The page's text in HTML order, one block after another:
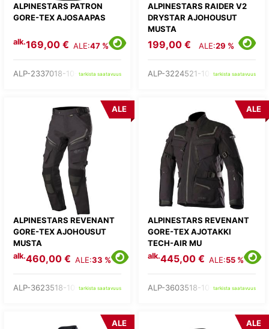
ALPINESTARS PATRON
GORE-TEX AJOSAAPAS
alk.169,00 € ALE:47 %
ALP-2337018-10- tarkista saatavuus
ALPINESTARS RAIDER V2
DRYSTAR AJOHOUSUT
MUSTA
199,00 € ALE:29 %
ALP-3224521-10- tarkista saatavuus
ALPINESTARS REVENANT
GORE-TEX AJOHOUSUT
MUSTA
ALE
alk.460,00 € ALE:33 %
ALP-3623518-10- tarkista saatavuus
ALPINESTARS REVENANT
GORE-TEX AJOTAKKI
TECH-AIR MU
ALE
alk.445,00 € ALE:55 %
ALP-3603518-10- tarkista saatavuus
ALE ALE